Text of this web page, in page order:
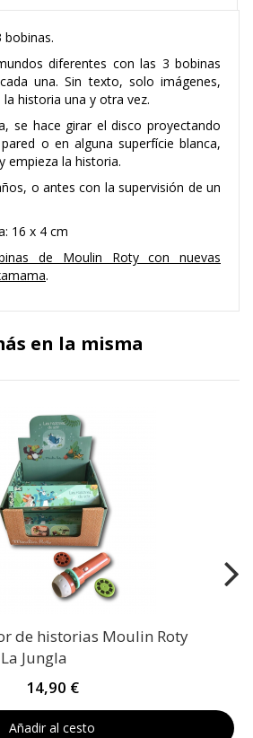
bobinas.
diferentes con las 3 bobinas
una. Sin texto, solo imágenes,
historia una y otra vez.
se hace girar el disco proyectando
o en alguna superfície blanca,
empieza la historia.
o antes con la supervisión de un
16 x 4 cm
de Moulin Roty con nuevas
.
en la misma
de historias Moulin Roty
La Jungla
14,90 €
Añadir al cesto